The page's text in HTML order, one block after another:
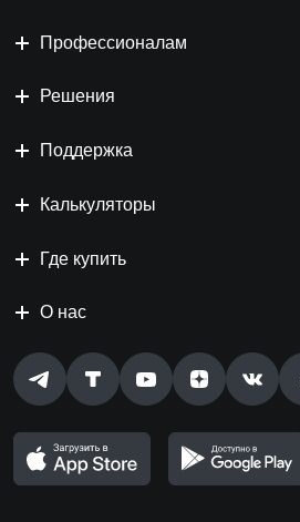
Профессионалам
Решения
Поддержка
Калькуляторы
Где купить
О нас